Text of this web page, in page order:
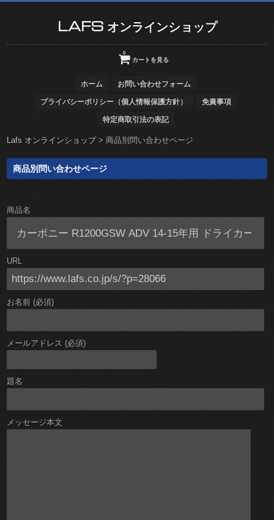
LAFS オンラインショップ
カートを見る
0
ホーム お問い合わせフォーム
プライバシーポリシー（個人情報保護方針） 免責事項
特定商取引法の表記
Lafs オンラインショップ>商品別問い合わせページ
商品別問い合わせページ
商品名
URL
お名前 (必須)
メールアドレス (必須)
題名
メッセージ本文